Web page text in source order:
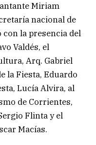
Miriam
nacional de
con la presencia del
Valdés, el
Arq. Gabriel
la Fiesta, Eduardo
Lucía Alvira, al
de Corrientes,
Flinta y el
Macías.